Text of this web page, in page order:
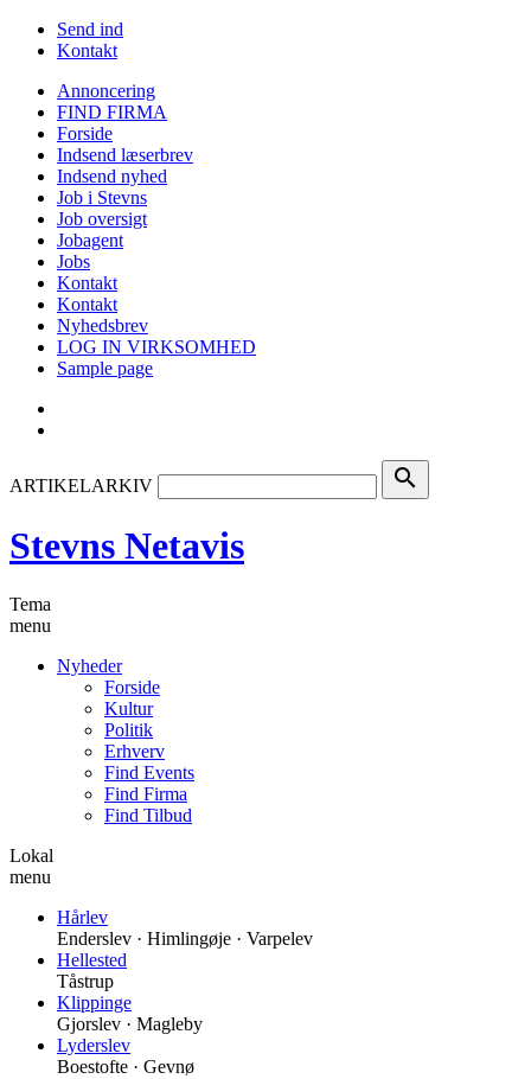
Send ind
Kontakt
Annoncering
FIND FIRMA
Forside
Indsend læserbrev
Indsend nyhed
Job i Stevns
Job oversigt
Jobagent
Jobs
Kontakt
Kontakt
Nyhedsbrev
LOG IN VIRKSOMHED
Sample page
ARTIKELARKIV search
Stevns Netavis
Tema
menu
Nyheder
Forside
Kultur
Politik
Erhverv
Find Events
Find Firma
Find Tilbud
Lokal
menu
Hårlev
Enderslev · Himlingøje · Varpelev
Hellested
Tåstrup
Klippinge
Gjorslev · Magleby
Lyderslev
Boestofte · Gevnø